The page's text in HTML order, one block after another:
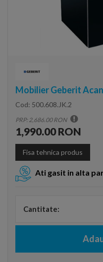
Mobilier Geberit
Cod: 500.608.JK.2
PRP: 2,686.00 RON
1,990.00 RON
Fisa tehnica produs
Ati gasit in alta
Cantitate: